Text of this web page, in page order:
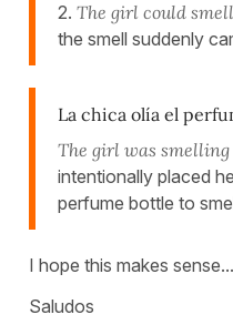
2. The girl could
the smell suddenly
La chica olía el
The girl was
intentionally placed
perfume bottle to
I hope this makes sense...
Saludos